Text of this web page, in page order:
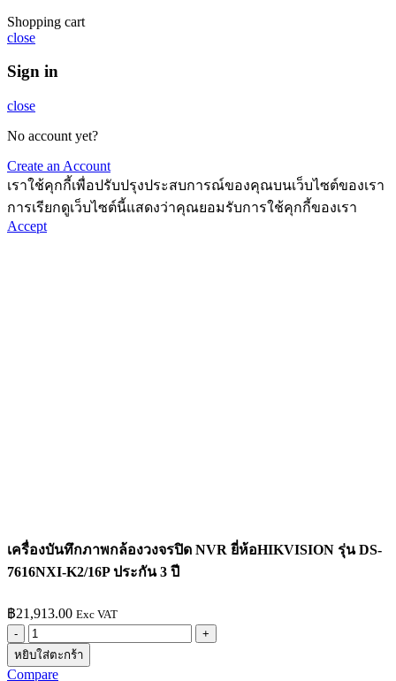
Shopping cart
close
Sign in
close
No account yet?
Create an Account
เราใช้คุกกี้เพื่อปรับปรุงประสบการณ์ของคุณบนเว็บไซต์ของเรา
การเรียกดูเว็บไซต์นี้แสดงว่าคุณยอมรับการใช้คุกกี้ของเรา
Accept
เครื่องบันทึกภาพกล้องวงจรปิด NVR ยี่ห้อHIKVISION รุ่น DS-
7616NXI-K2/16P ประกัน 3 ปี
฿21,913.00 Exc VAT
หยิบใส่ตะกร้า
Compare